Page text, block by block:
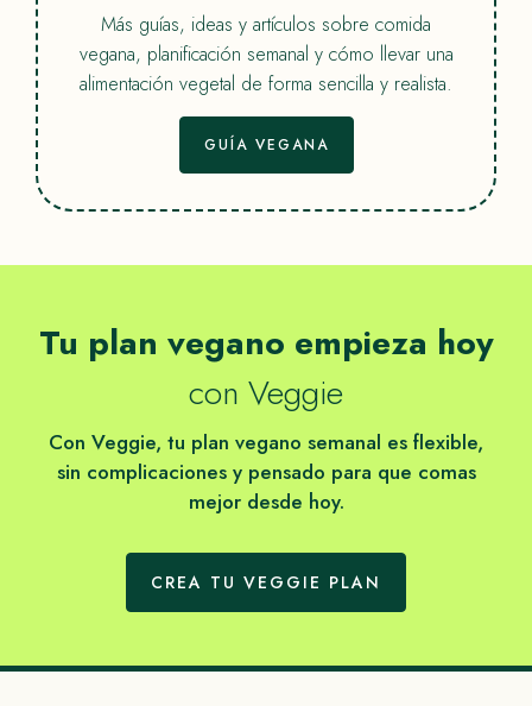
Más guías, ideas y artículos sobre comida
vegana, planificación semanal y cómo llevar una
alimentación vegetal de forma sencilla y realista.
GUÍA VEGANA
Tu plan vegano empieza hoy
con Veggie
Con Veggie, tu plan vegano semanal es flexible,
sin complicaciones y pensado para que comas
mejor desde hoy.
CREA TU VEGGIE PLAN